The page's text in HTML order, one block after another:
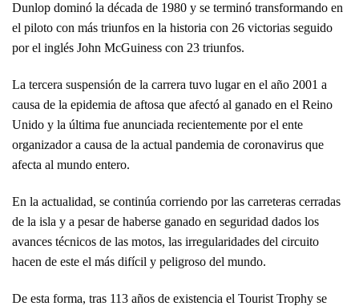
Dunlop dominó la década de 1980 y se terminó transformando en
el piloto con más triunfos en la historia con 26 victorias seguido
por el inglés John McGuiness con 23 triunfos.
La tercera suspensión de la carrera tuvo lugar en el año 2001 a
causa de la epidemia de aftosa que afectó al ganado en el Reino
Unido y la última fue anunciada recientemente por el ente
organizador a causa de la actual pandemia de coronavirus que
afecta al mundo entero.
En la actualidad, se continúa corriendo por las carreteras cerradas
de la isla y a pesar de haberse ganado en seguridad dados los
avances técnicos de las motos, las irregularidades del circuito
hacen de este el más difícil y peligroso del mundo.
De esta forma, tras 113 años de existencia el Tourist Trophy se